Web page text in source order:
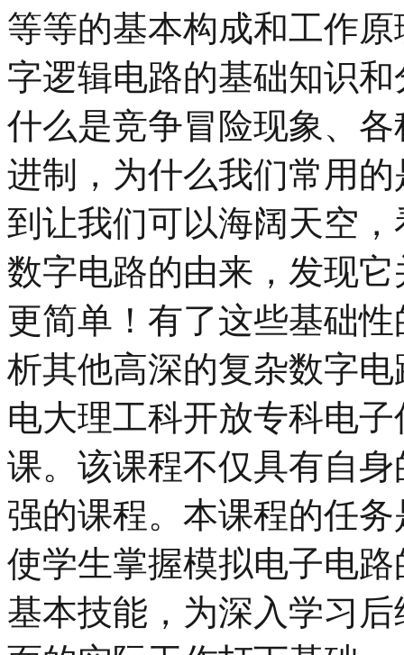
等等的基本构成和工作
字逻辑电路的基础知识
什么是竞争冒险现象、
进制，为什么我们常用
到让我们可以海阔天空
数字电路的由来，发现
更简单！有了这些基础
析其他高深的复杂数字
电大理工科开放专科电
课。该课程不仅具有自
强的课程。本课程的任
使学生掌握模拟电子电
基本技能，为深入学习